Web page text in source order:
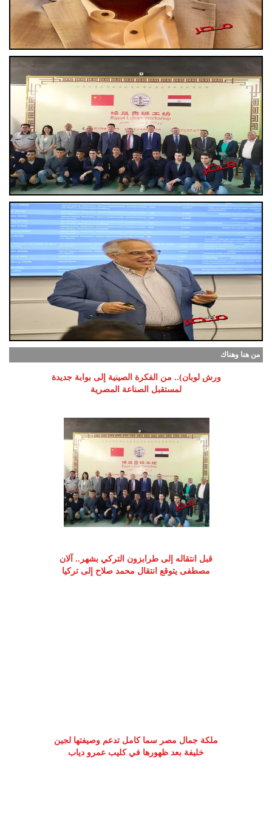
من هنا وهناك
ورش لوبان).. من الفكرة الصينية إلى بوابة جديدة
لمستقبل الصناعة المصرية
قبل انتقاله إلى طرابزون التركي بشهر.. آلان
مصطفى يتوقع انتقال محمد صلاح إلى تركيا
ملكة جمال مصر سما كامل تدعم وصيفتها لجين
خليفة بعد ظهورها في كليب عمرو دياب